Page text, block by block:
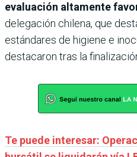
evaluación altamente
delegación chilena, que
estándares de higiene e
destacaron tras la
Te puede interesar: